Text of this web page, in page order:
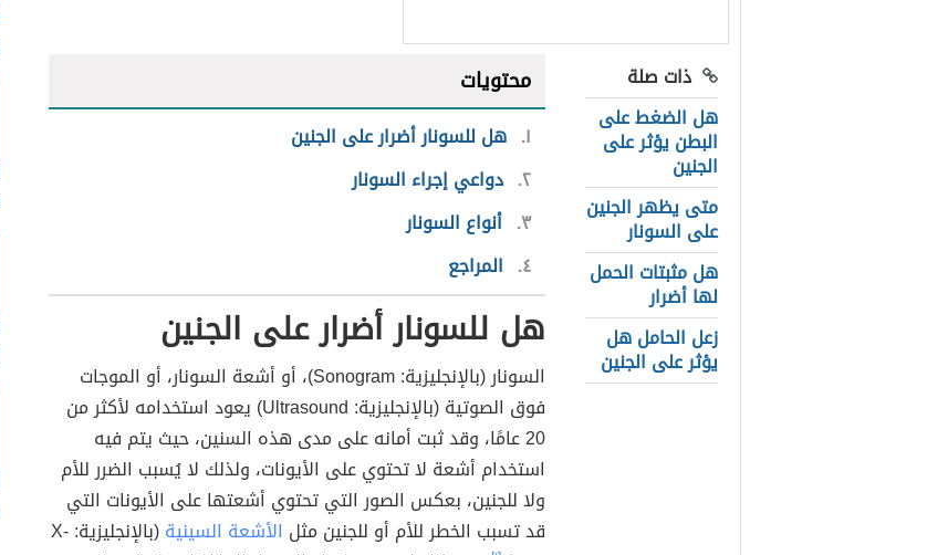
ذات صلة
هل الضغط على
البطن يؤثر على
الجنين
متى يظهر الجنين
على السونار
هل مثبتات الحمل
لها أضرار
زعل الحامل هل
يؤثر على الجنين
محتويات
١ هل للسونار أضرار على الجنين
٢ دواعي إجراء السونار
٣ أنواع السونار
٤ المراجع
هل للسونار أضرار على الجنين
السونار (بالإنجليزية: Sonogram)، أو أشعة السونار، أو الموجات
فوق الصوتية (بالإنجليزية: Ultrasound) يعود استخدامه لأكثر من
20 عامًا، وقد ثبت أمانه على مدى هذه السنين، حيث يتم فيه
استخدام أشعة لا تحتوي على الأيونات، ولذلك لا يُسبب الضرر للأم
ولا للجنين، بعكس الصور التي تحتوي أشعتها على الأيونات التي
قد تسبب الخطر للأم أو للجنين مثل الأشعة السينية
(بالإنجليزية: X-